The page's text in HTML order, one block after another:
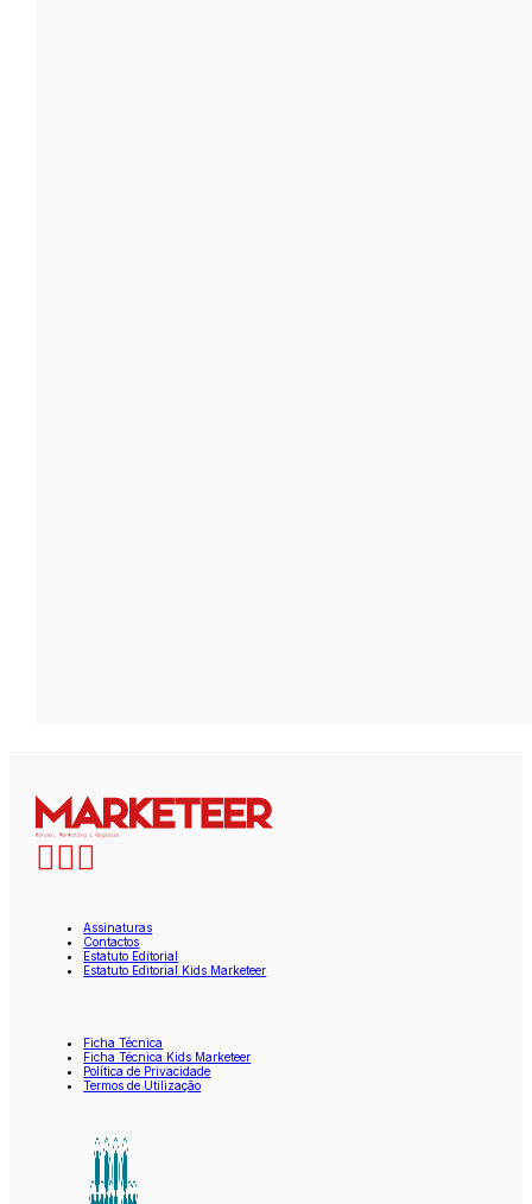
Assinaturas
Contactos
Estatuto Editorial
Estatuto Editorial Kids Marketeer
Ficha Técnica
Ficha Técnica Kids Marketeer
Política de Privacidade
Termos de Utilização